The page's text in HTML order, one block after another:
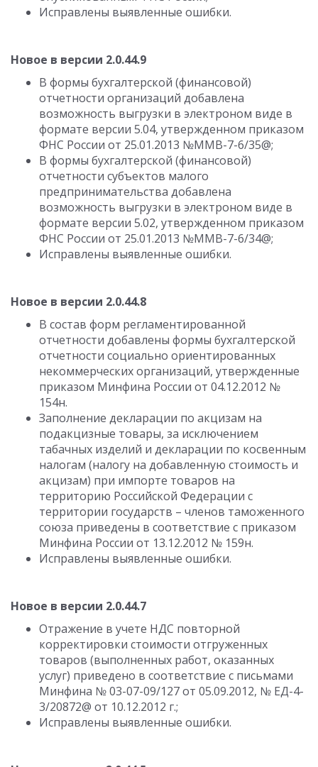
Исправлены выявленные ошибки.
Новое в версии 2.0.44.9
В формы бухгалтерской (финансовой)
отчетности организаций добавлена
возможность выгрузки в электроном виде в
формате версии 5.04, утвержденном приказом
ФНС России от 25.01.2013 №ММВ-7-6/35@;
В формы бухгалтерской (финансовой)
отчетности субъектов малого
предпринимательства добавлена
возможность выгрузки в электроном виде в
формате версии 5.02, утвержденном приказом
ФНС России от 25.01.2013 №ММВ-7-6/34@;
Исправлены выявленные ошибки.
Новое в версии 2.0.44.8
В состав форм регламентированной
отчетности добавлены формы бухгалтерской
отчетности социально ориентированных
некоммерческих организаций, утвержденные
приказом Минфина России от 04.12.2012 №
154н.
Заполнение декларации по акцизам на
подакцизные товары, за исключением
табачных изделий и декларации по косвенным
налогам (налогу на добавленную стоимость и
акцизам) при импорте товаров на
территорию Российской Федерации с
территории государств – членов таможенного
союза приведены в соответствие с приказом
Минфина России от 13.12.2012 № 159н.
Исправлены выявленные ошибки.
Новое в версии 2.0.44.7
Отражение в учете НДС повторной
корректировки стоимости отгруженных
товаров (выполненных работ, оказанных
услуг) приведено в соответствие с письмами
Минфина № 03-07-09/127 от 05.09.2012, № ЕД-4-
3/20872@ от 10.12.2012 г.;
Исправлены выявленные ошибки.